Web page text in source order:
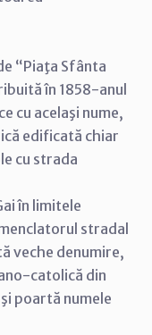
“Piaţa Sfânta
în 1858-anul
cu acelaşi nume,
edificată chiar
cu strada
în limitele
stradal
veche denumire,
catolică din
poartă numele